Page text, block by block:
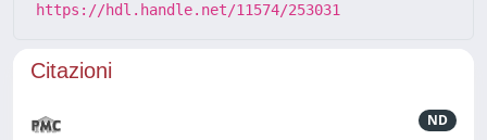
https://hdl.handle.net/11574/253031
Citazioni
ND